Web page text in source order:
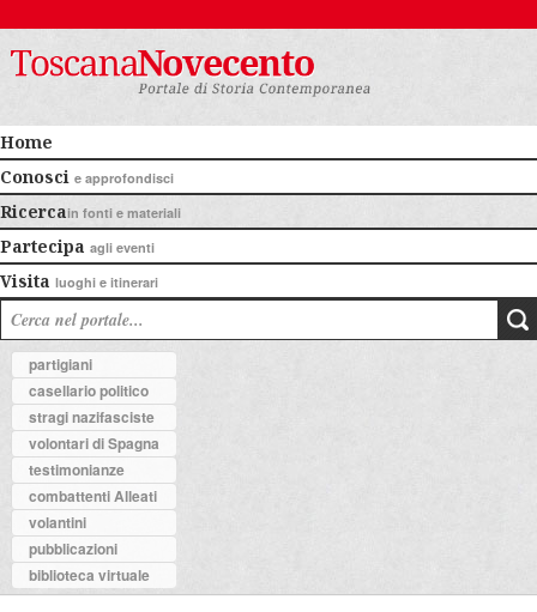
Home
Conosci e approfondisci
Ricercain fonti e materiali
Partecipa agli eventi
Visita luoghi e itinerari
partigiani
casellario politico
stragi nazifasciste
volontari di Spagna
testimonianze
combattenti Alleati
volantini
pubblicazioni
biblioteca virtuale